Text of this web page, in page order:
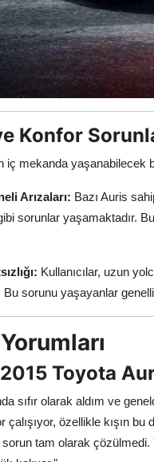
Konfor
iç mekanda yaşanabilecek
Arızaları: Bazı Auris
sorunlar yaşamaktadır.
Kullanıcılar, uzun
Bu sorunu yaşayanlar
Toyota
sıfır olarak aldım ve
çalışıyor, özellikle kışın
tam olarak